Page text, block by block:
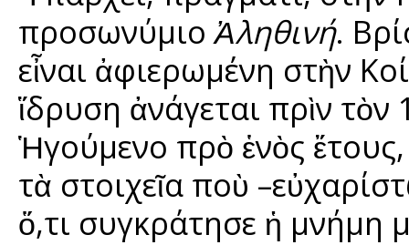
προσωνύμιοἈληθινή.
εἶναι ἀφιερωμένη στὴν
ἵδρυση ἀνάγεται πρὶν
Ἡγούμενο πρὸ ἑνὸς
τὰ στοιχεῖα ποὺ
ὅ,τι συγκράτησε ἡ μνήμη